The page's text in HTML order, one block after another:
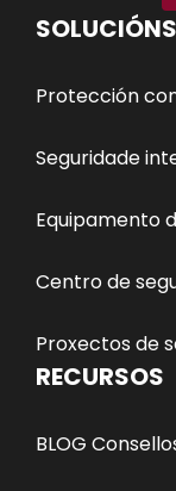
SOLUCIÓNS
Protección
Seguridade
Equipamento
Centro de
Proxectos de
RECURSOS
BLOG